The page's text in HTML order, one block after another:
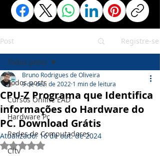
Post Registre-se
Todos posts
Cursos Online EAD
Hardware Pc
Redes de Computadores
Cftv
Todos posts
CPU-Z Programa que Identifica
informações do Hardware do
PC. Download Grátis
Bruno Rodrigues de Oliveira
9 de dez. de 2022 1 min de leitura
Atualizado:16 de out. de 2024
Avaliado com NaN de 5 estrelas.